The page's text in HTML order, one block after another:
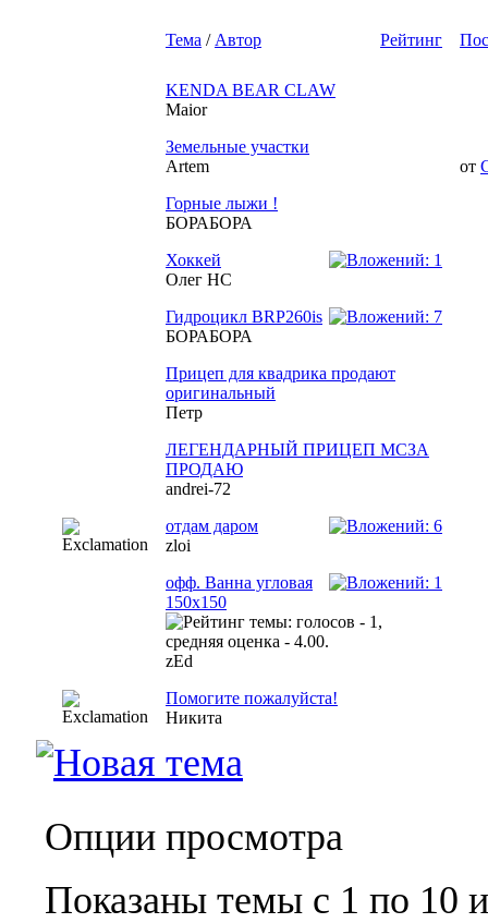
Рейтинг
Тема / Автор
KENDA BEAR CLAW
Maior
Земельные участки
Artem
от
Горные лыжи !
БОРАБОРА
Хоккей
Олег НС
Гидроцикл BRP260is
БОРАБОРА
Прицеп для квадрика продают
оригинальный
Петр
ЛЕГЕНДАРНЫЙ ПРИЦЕП МСЗА
ПРОДАЮ
andrei-72
отдам даром
zloi
офф. Ванна угловая
150х150
zEd
Помогите пожалуйста!
Никита
Опции просмотра
Показаны темы с 1 по 10